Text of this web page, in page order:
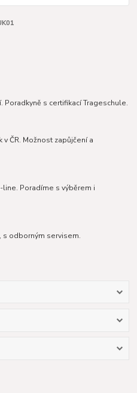
Poradkyně s certifikací Trageschule.
ČR. Možnost zapůjčení a
Poradíme s výběrem i
s odborným servisem.